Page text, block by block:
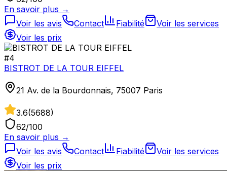
En savoir plus →
Voir les avis
Contact Fiabilité
Voir les services
Voir les prix
#4
BISTROT DE LA TOUR EIFFEL
21 Av. de la Bourdonnais, 75007 Paris
3.6(5688)
62/100
En savoir plus →
Voir les avis
Contact Fiabilité
Voir les services
Voir les prix